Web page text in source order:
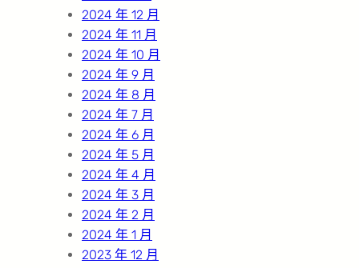
2024 年 12 月
2024 年 11 月
2024 年 10 月
2024 年 9 月
2024 年 8 月
2024 年 7 月
2024 年 6 月
2024 年 5 月
2024 年 4 月
2024 年 3 月
2024 年 2 月
2024 年 1 月
2023 年 12 月